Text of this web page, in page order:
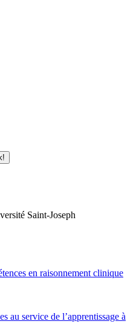
Saint-Joseph
en raisonnement clinique
au service de l’apprentissage à